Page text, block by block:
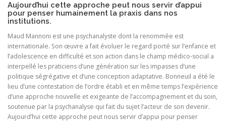
Aujourd’hui cette approche peut nous servir d’appui
pour penser humainement la praxis dans nos
institutions.
Maud Mannoni est une psychanalyste dont la renommée est
internationale. Son œuvre a fait évoluer le regard porté sur l’enfance et
l’adolescence en difficulté et son action dans le champ médico-social a
interpellé les praticiens d’une génération sur les impasses d’une
politique ségrégative et d’une conception adaptative. Bonneuil a été le
lieu d’une contestation de l’ordre établi et en même temps l’expérience
d’une approche nouvelle et exigeante de l’accompagnement et du soin,
soutenue par la psychanalyse qui fait du sujet l’acteur de son devenir.
Aujourd’hui cette approche peut nous servir d’appui pour penser